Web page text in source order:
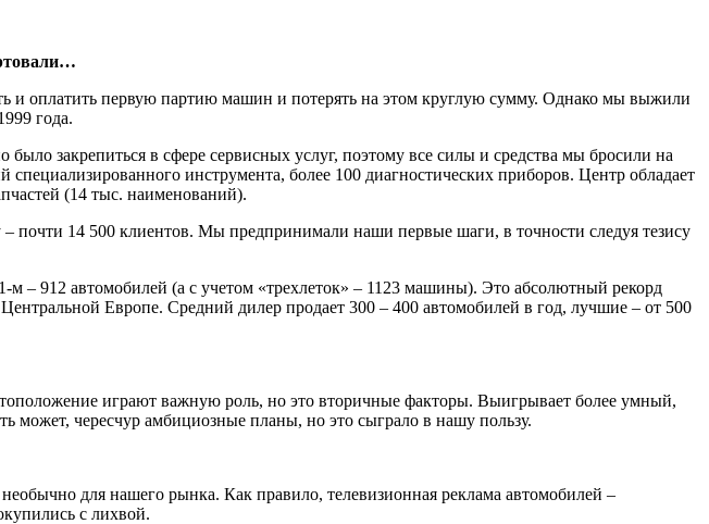
и оплатить первую партию машин и потерять на этом круглую сумму. Однако мы выжили
года.
закрепиться в сфере сервисных услуг, поэтому все силы и средства мы бросили на
инструмента, более 100 диагностических приборов. Центр обладает
(14 тыс. наименований).
14 500 клиентов. Мы предпринимали наши первые шаги, в точности следуя тезису
– 912 автомобилей (а с учетом «трехлеток» – 1123 машины). Это абсолютный рекорд
Европе. Средний дилер продает 300 – 400 автомобилей в год, лучшие – от 500
играют важную роль, но это вторичные факторы. Выигрывает более умный,
может, чересчур амбициозные планы, но это сыграло в нашу пользу.
для нашего рынка. Как правило, телевизионная реклама автомобилей –
с лихвой.